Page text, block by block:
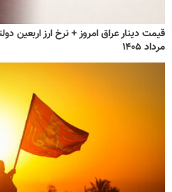
مرداد ۱۴۰۵